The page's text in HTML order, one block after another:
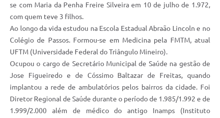
se com Maria da Penha Freire Silveira em 10 de julho de 1.972,
com quem teve 3 filhos.
Ao longo da vida estudou na Escola Estadual Abraão Lincoln e no
Colégio de Passos. Formou-se em Medicina pela FMTM, atual
UFTM (Universidade Federal do Triângulo Mineiro).
Ocupou o cargo de Secretário Municipal de Saúde na gestão de
Jose Figueiredo e de Cóssimo Baltazar de Freitas, quando
implantou a rede de ambulatórios pelos bairros da cidade. Foi
Diretor Regional de Saúde durante o período de 1.985/1.992 e de
1.999/2.000 além de médico do antigo Inamps (Instituto